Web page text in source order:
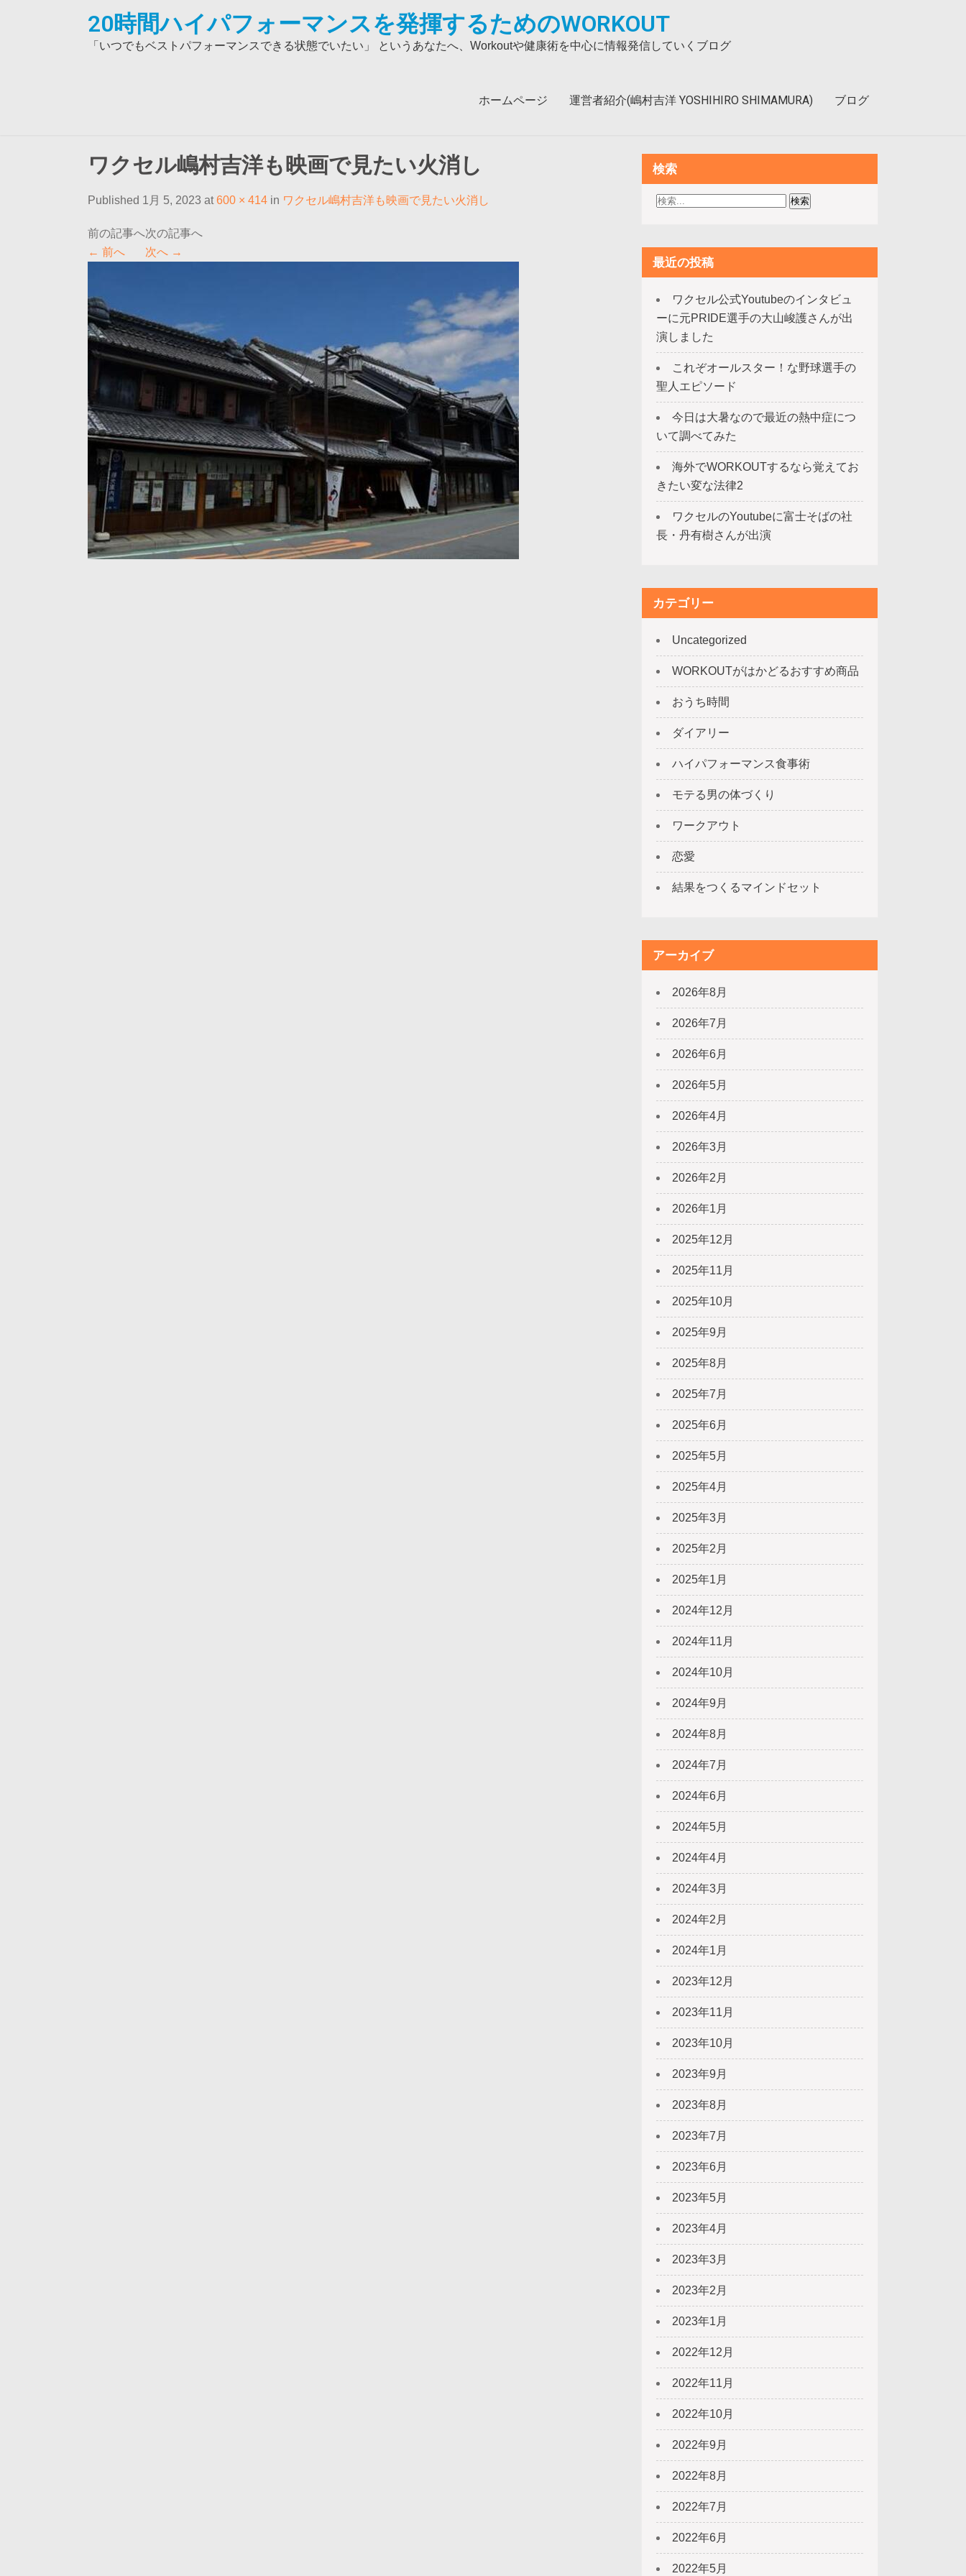
20時間ハイパフォーマンスを発揮するためのWORKOUT
「いつでもベストパフォーマンスできる状態でいたい」 というあなたへ、Workoutや健康術を中心に情報発信していくブログ
ホームページ 運営者紹介(嶋村吉洋 YOSHIHIRO SHIMAMURA) ブログ
ワクセル嶋村吉洋も映画で見たい火消し
Published 1月 5, 2023 at600 × 414 in ワクセル嶋村吉洋も映画で見たい火消し
← 前へ 次へ →
検索
最近の投稿
ワクセル公式Youtubeのインタビュ
ーに元PRIDE選手の大山峻護さんが出
演しました
これぞオールスター！な野球選手の
聖人エピソード
今日は大暑なので最近の熱中症につ
いて調べてみた
海外でWORKOUTするなら覚えてお
きたい変な法律2
ワクセルのYoutubeに富士そばの社
長・丹有樹さんが出演
カテゴリー
Uncategorized
WORKOUTがはかどるおすすめ商品
おうち時間
ダイアリー
ハイパフォーマンス食事術
モテる男の体づくり
ワークアウト
恋愛
結果をつくるマインドセット
アーカイブ
2026年8月
2026年7月
2026年6月
2026年5月
2026年4月
2026年3月
2026年2月
2026年1月
2025年12月
2025年11月
2025年10月
2025年9月
2025年8月
2025年7月
2025年6月
2025年5月
2025年4月
2025年3月
2025年2月
2025年1月
2024年12月
2024年11月
2024年10月
2024年9月
2024年8月
2024年7月
2024年6月
2024年5月
2024年4月
2024年3月
2024年2月
2024年1月
2023年12月
2023年11月
2023年10月
2023年9月
2023年8月
2023年7月
2023年6月
2023年5月
2023年4月
2023年3月
2023年2月
2023年1月
2022年12月
2022年11月
2022年10月
2022年9月
2022年8月
2022年7月
2022年6月
2022年5月